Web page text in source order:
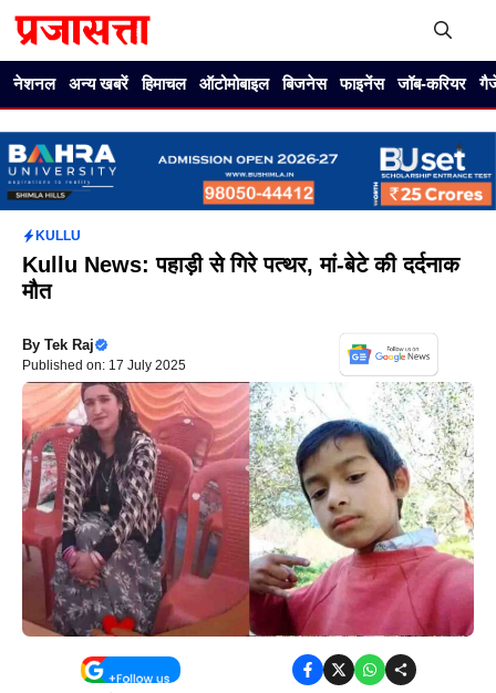
नेशनल अन्य खबरें हिमाचल ऑटोमोबाइल बिजनेस फाइनेंस जॉब-करियर
KULLU
Kullu News: पहाड़ी से गिरे पत्थर, मां-बेटे की दर्दनाक
मौत
By Tek Raj
Published on: 17 July 2025